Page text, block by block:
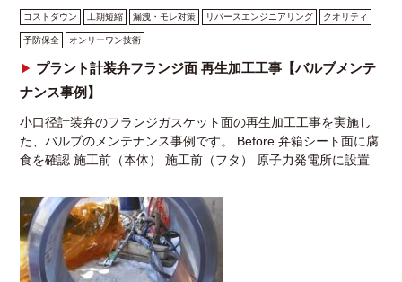
コストダウン 工期短縮 漏洩・モレ対策 リバースエンジニアリング クオリティ
予防保全 オンリーワン技術
プラント計装弁フランジ面 再生加工工事【バルブメンテ
ナンス事例】
小口径計装弁のフランジガスケット面の再生加工工事を実施し
た、バルブのメンテナンス事例です。 Before 弁箱シート面に腐
食を確認 施工前（本体） 施工前（フタ） 原子力発電所に設置